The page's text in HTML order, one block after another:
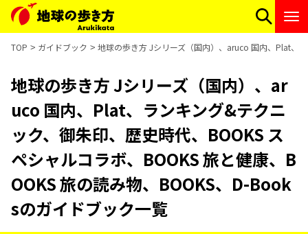
TOP ガイドブック 地球の歩き方 Jシリーズ（国内）、aruco 国内、Plat、
地球の歩き方 Jシリーズ（国内）、ar
uco 国内、Plat、ランキング&テクニ
ック、御朱印、歴史時代、BOOKS ス
ペシャルコラボ、BOOKS 旅と健康、B
OOKS 旅の読み物、BOOKS、D-Book
sのガイドブック一覧